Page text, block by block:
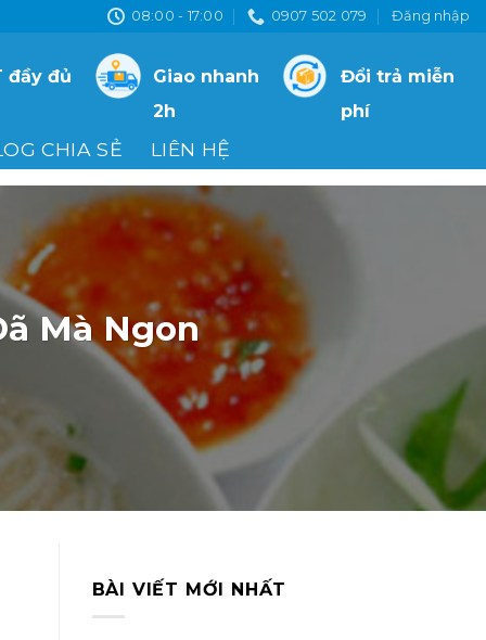
08:00 - 17:00 0907 502 079 Đăng nhập
đầy đủ
Giao nhanh
2h
Đổi trả miễn
phí
CHIA SẺ LIÊN HỆ
Mà Ngon
BÀI VIẾT MỚI NHẤT